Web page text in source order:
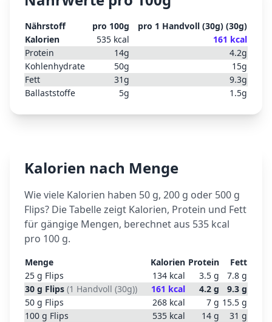
Nährstoff pro 100g pro 1 Handvoll (30g) (30g)
Kalorien
535 kcal 161 kcal
Protein
14g 4.2g
Kohlenhydrate
50g 15g
Fett
31g 9.3g
Ballaststoffe
5g 1.5g
Kalorien nach Menge
Wie viele Kalorien haben 50 g, 200 g oder 500 g
Flips? Die Tabelle zeigt Kalorien, Protein und Fett
für gängige Mengen, berechnet aus 535 kcal
pro 100 g.
Menge Kalorien Protein
Fett
25 g Flips 134 kcal 3.5 g 7.8 g
30 g Flips (1 Handvoll (30g)) 161 kcal 4.2 g 9.3 g
50 g Flips 268 kcal 7 g 15.5 g
100 g Flips 535 kcal 14 g 31 g